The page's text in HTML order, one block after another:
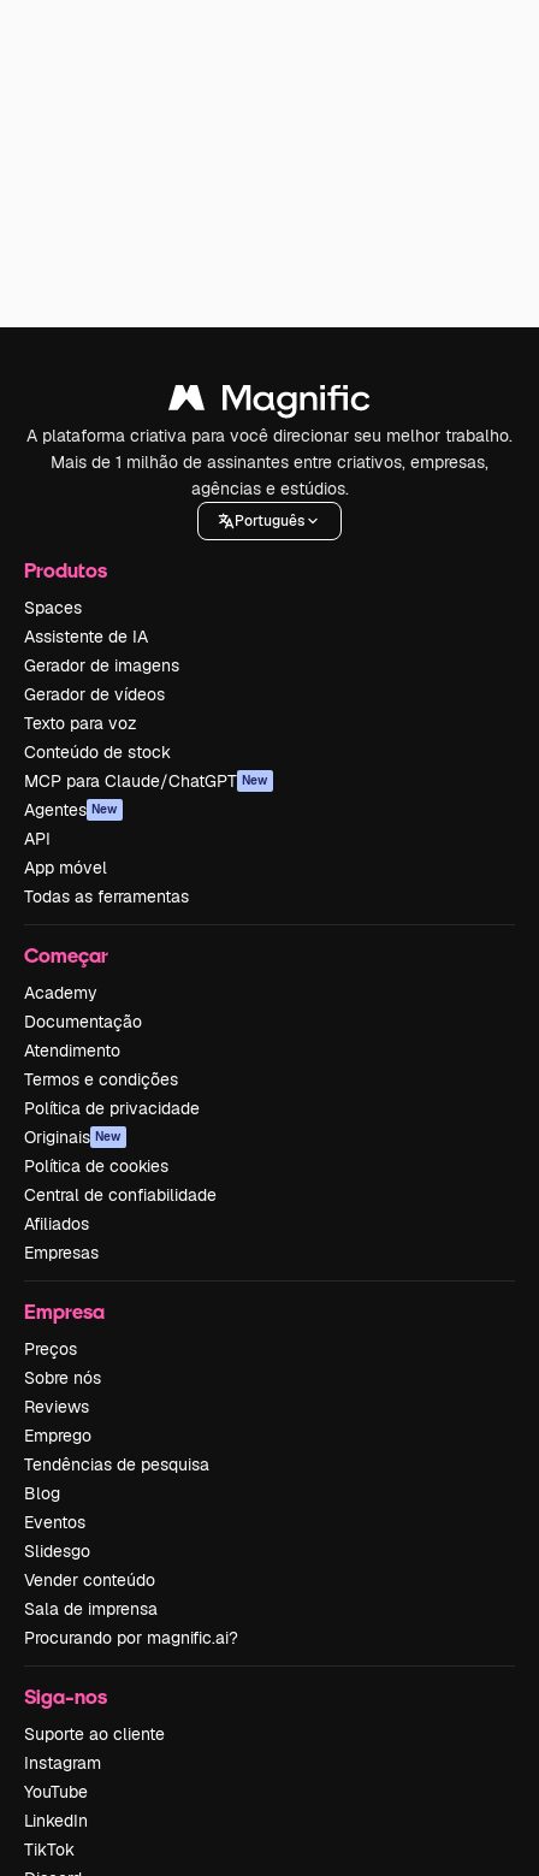
A plataforma criativa para você direcionar seu melhor trabalho.
Mais de 1 milhão de assinantes entre criativos, empresas,
agências e estúdios.
Português
Produtos
Spaces
Assistente de IA
Gerador de imagens
Gerador de vídeos
Texto para voz
Conteúdo de stock
MCP para Claude/ChatGPT New
Agentes New
API
App móvel
Todas as ferramentas
Começar
Academy
Documentação
Atendimento
Termos e condições
Política de privacidade
Originais New
Política de cookies
Central de confiabilidade
Afiliados
Empresas
Empresa
Preços
Sobre nós
Reviews
Emprego
Tendências de pesquisa
Blog
Eventos
Slidesgo
Vender conteúdo
Sala de imprensa
Procurando por magnific.ai?
Siga-nos
Suporte ao cliente
Instagram
YouTube
LinkedIn
TikTok